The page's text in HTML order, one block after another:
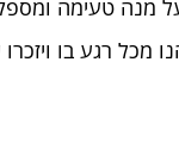
מנה טעימה
מכל רגע בו